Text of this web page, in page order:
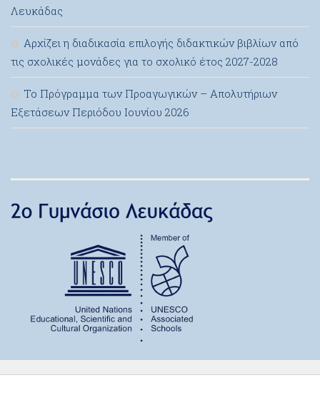
Λευκάδας
Αρχίζει η διαδικασία επιλογής διδακτικών βιβλίων από
τις σχολικές μονάδες για το σχολικό έτος 2027-2028
Το Πρόγραμμα των Προαγωγικών – Απολυτήριων
Εξετάσεων Περιόδου Ιουνίου 2026